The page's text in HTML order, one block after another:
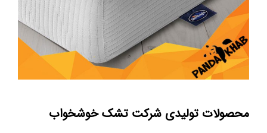
محصولات تولیدی شرکت تشک خوشخواب